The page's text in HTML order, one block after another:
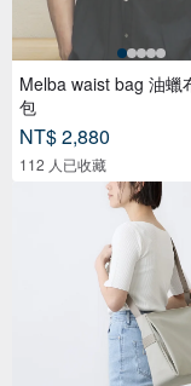
Melba waist bag 油蠟
包
NT$ 2,880
112 人已收藏